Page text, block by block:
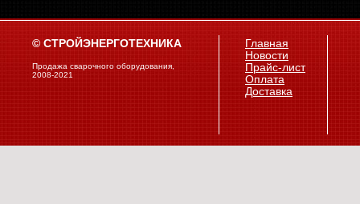
© СТРОЙЭНЕРГОТЕХНИКА
Продажа сварочного оборудования,
2008-2021
Главная
Новости
Прайс-лист
Оплата
Доставка